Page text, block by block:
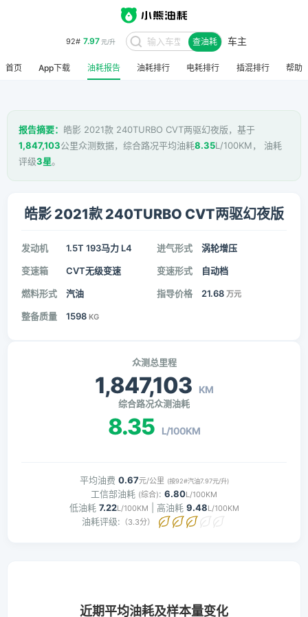
92# 7.97元/升 查油耗 车主
首页 App下载 油耗报告 油耗排行 电耗排行 插混排行 帮助
报告摘要： 皓影 2021款 240TURBO CVT两驱幻夜版，基于
1,847,103公里众测数据，综合路况平均油耗8.35L/100KM， 油耗
评级3星。
皓影 2021款 240TURBO CVT两驱幻夜版
发动机 1.5T 193马力 L4 进气形式 涡轮增压
变速箱 CVT无级变速 变速形式 自动档
燃料形式 汽油 指导价格 21.68 万元
整备质量 1598 KG
众测总里程
1,847,103 KM
综合路况众测油耗
8.35 L/100KM
平均油费 0.67元/公里 (按92#汽油7.97元/升)
工信部油耗 (综合): 6.80L/100KM
低油耗 7.22L/100KM | 高油耗 9.48L/100KM
油耗评级: （3.3分）